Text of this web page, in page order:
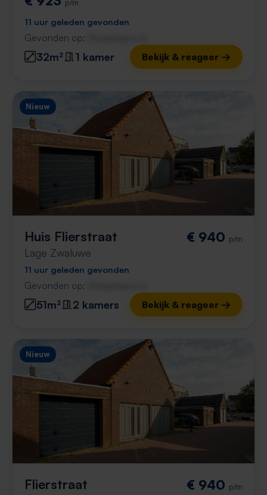
p/m
11 uur geleden gevonden
Gevonden op:
32m² 1 kamer Bekijk & reageer →
Nieuw
Huis Flierstraat
Lage Zwaluwe
€ 940 p/m
11 uur geleden gevonden
Gevonden op:
51m² 2 kamers Bekijk & reageer →
Nieuw
Flierstraat € 940 p/m